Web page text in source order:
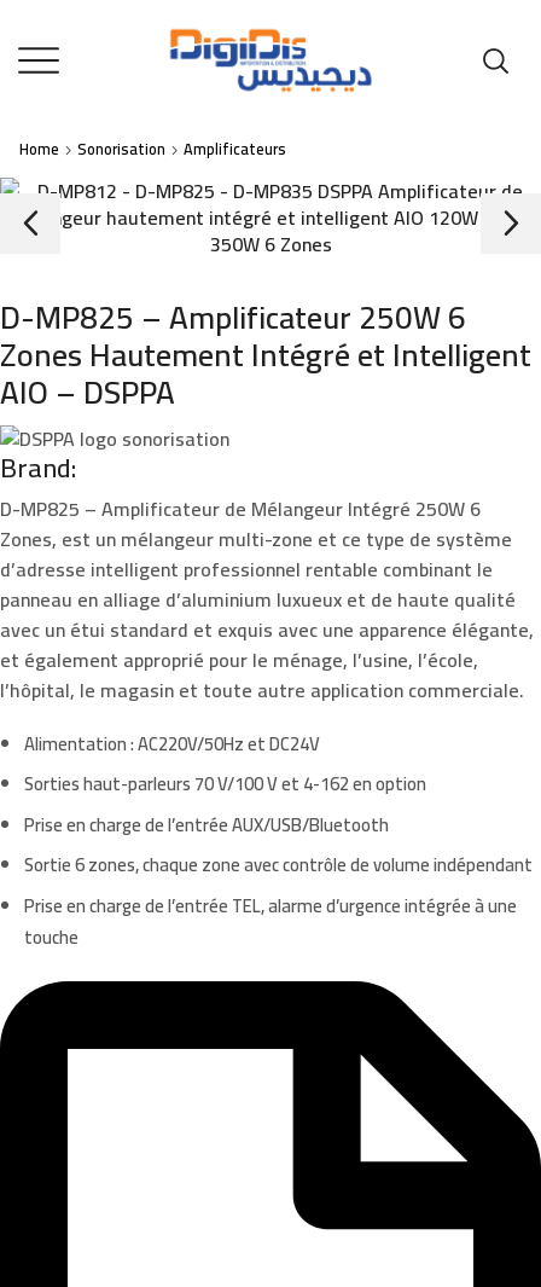
Home Sonorisation Amplificateurs
D-MP825 – Amplificateur 250W 6
Zones Hautement Intégré et Intelligent
AIO – DSPPA
Brand:
D-MP825 – Amplificateur de Mélangeur Intégré 250W 6
Zones, est un mélangeur multi-zone et ce type de système
d’adresse intelligent professionnel rentable combinant le
panneau en alliage d’aluminium luxueux et de haute qualité
avec un étui standard et exquis avec une apparence élégante,
et également approprié pour le ménage, l’usine, l’école,
l’hôpital, le magasin et toute autre application commerciale.
Alimentation : AC220V/50Hz et DC24V
Sorties haut-parleurs 70 V/100 V et 4-162 en option
Prise en charge de l’entrée AUX/USB/Bluetooth
Sortie 6 zones, chaque zone avec contrôle de volume indépendant
Prise en charge de l’entrée TEL, alarme d’urgence intégrée à une
touche